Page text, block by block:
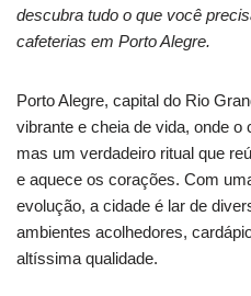
descubra tudo o que você
cafeterias em Porto Alegre.
Porto Alegre, capital do Rio
vibrante e cheia de vida, onde o
mas um verdadeiro ritual que
e aquece os corações. Com
evolução, a cidade é lar de
ambientes acolhedores,
altíssima qualidade.